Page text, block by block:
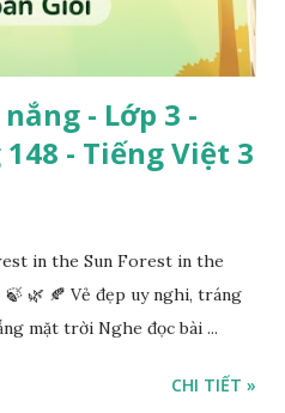
- Lớp 3 -
- Tiếng Việt 3
in the Sun Forest in the
🌿 🍂 Vẻ đẹp uy nghi, tráng
mặt trời Nghe đọc bài ...
CHI TIẾT »